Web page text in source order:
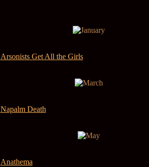
Arsonists Get All the Girls
Napalm Death
Anathema